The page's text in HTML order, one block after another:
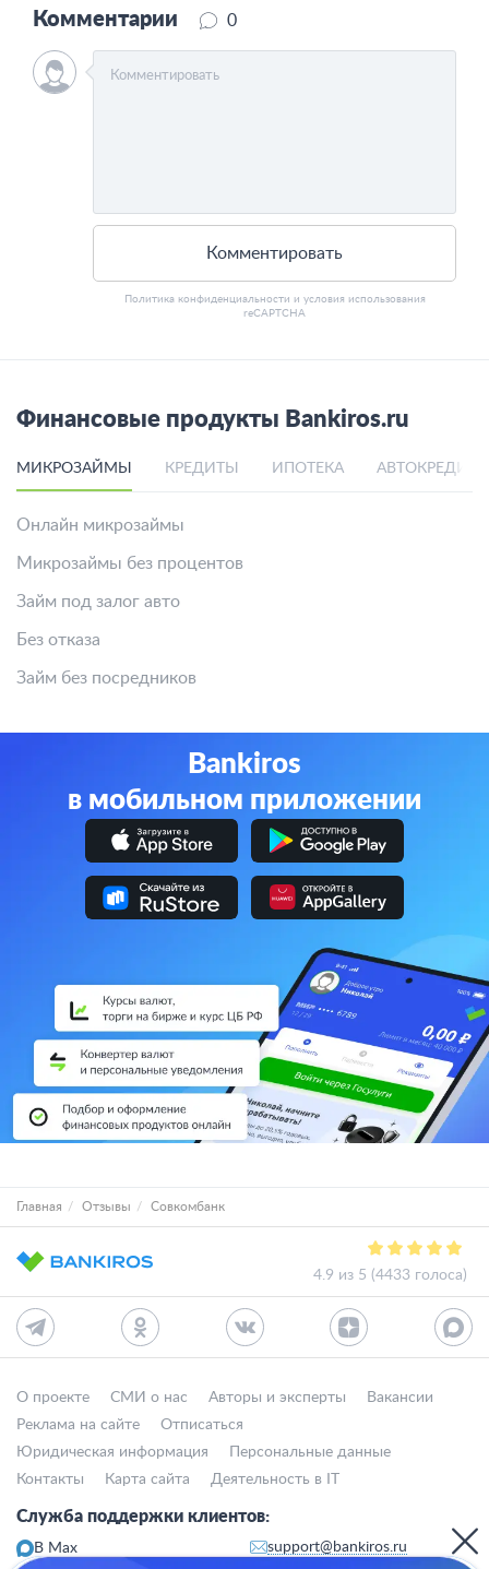
Комментарии 0
Комментировать
Политика конфиденциальности и условия использования
reCAPTCHA
Финансовые продукты Bankiros.ru
МИКРОЗАЙМЫ КРЕДИТЫ ИПОТЕКА
Онлайн микрозаймы
Микрозаймы без процентов
Займ под залог авто
Без отказа
Займ без посредников
Bankiros
в мобильном приложении
Главная Отзывы Совкомбанк
4.9 из 5 (4433 голоса)
О проекте СМИ о нас Авторы и эксперты
Вакансии
Реклама на сайте
Отписаться
Юридическая информация
Персональные данные
Контакты
Карта сайта Деятельность в IT
Служба поддержки клиентов:
В Max
support@bankiros.ru